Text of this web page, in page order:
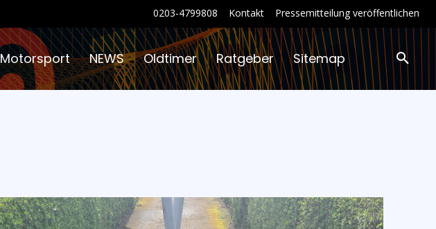
0203-4799808 Kontakt Pressemitteilung veröffentlichen
Motorsport NEWS Oldtimer Ratgeber Sitemap